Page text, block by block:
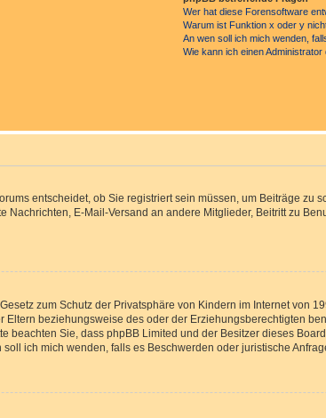
Wer hat diese Forensoftware
Warum ist Funktion x oder y
An wen soll ich mich wenden,
Wie kann ich einen
entscheidet, ob Sie registriert sein müssen, um Beiträge zu
Nachrichten, E-Mail-Versand an andere Mitglieder, Beitritt zu
zum Schutz der Privatsphäre von Kindern im Internet von
beziehungsweise des oder der Erziehungsberechtigten
beachten Sie, dass phpBB Limited und der Besitzer dieses
ich mich wenden, falls es Beschwerden oder juristische